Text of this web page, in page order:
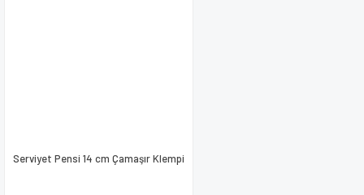
Serviyet Pensi 14 cm Çamaşır Klempi